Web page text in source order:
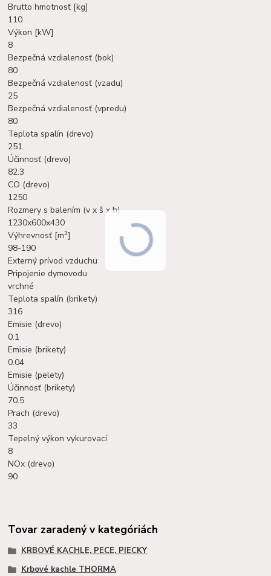
Brutto hmotnosť [kg]
110
Výkon [kW]
8
Bezpečná vzdialenosť (bok)
80
Bezpečná vzdialenosť (vzadu)
25
Bezpečná vzdialenosť (vpredu)
80
Teplota spalín (drevo)
251
Účinnosť (drevo)
82.3
CO (drevo)
1250
Rozmery s balením (v x š x h)
1230x600x430
Výhrevnosť [m3]
98-190
Externý prívod vzduchu
Pripojenie dymovodu
vrchné
Teplota spalín (brikety)
316
Emisie (drevo)
0.1
Emisie (brikety)
0.04
Emisie (pelety)
Účinnosť (brikety)
70.5
Prach (drevo)
33
Tepelný výkon vykurovací
8
NOx (drevo)
90
Tovar zaradený v kategóriách
KRBOVÉ KACHLE, PECE, PIECKY
Krbové kachle THORMA